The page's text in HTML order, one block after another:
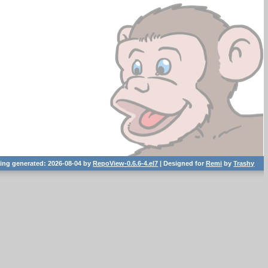
generated: 2026-08-04 by RepoView-0.6.6-4.el7 | Designed forRemi byTrashy